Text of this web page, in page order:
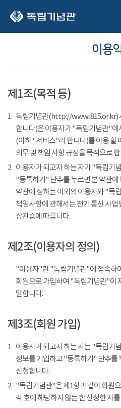
이용
제1조(목적 등)
1 독립기념관(http://www.i815.or.kr)
합니다)은 이용자가 "독립기념관"에
(이하 "서비스"라 합니다)를 이용 할
의무 및 책임 사항 규정을 목적으로
2 이용자가 되고자 하는 자가 "독립기
"등록하기" 단추를 누르면 본 약관에
약관에 정하는 이외의 이용자와 "독
책임사항에 관해서는 전기 통신 사
상관습에 따릅니다.
제2조(이용자의 정의)
"이용자"란 "독립기념관"에 접속하
회원으로 가입하여 "독립기념관"이
말합니다.
제3조(회원 가입)
1 이용자가 되고자 하는 자는 "독립기
정보를 기입하고 "등록하기" 단추를
신청합니다.
2 "독립기념관"은 제1항과 같이 회원
각 호에 해당하지 않는 한 신청한 자